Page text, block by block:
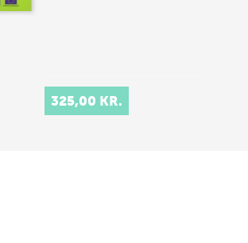
325,00 KR.